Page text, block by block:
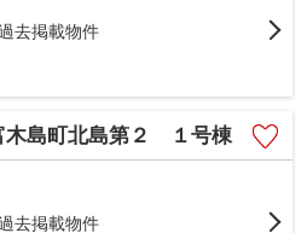
去掲載物件
木島町北島第２ １号棟
去掲載物件